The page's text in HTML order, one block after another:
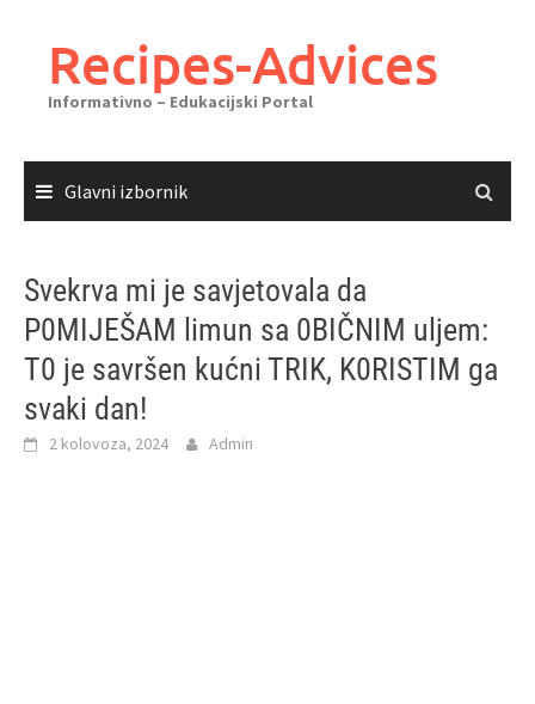
sadržajaRecipes-Advices
Informativno – Edukacijski Portal
Glavni izbornik
Svekrva mi je savjetovala da
P0MIJEŠAM limun sa 0BIČNIM uljem:
T0 je savršen kućni TRIK, K0RISTIM ga
svaki dan!
2 kolovoza, 2024 Admin